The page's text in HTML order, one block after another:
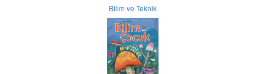
Bilim ve Teknik